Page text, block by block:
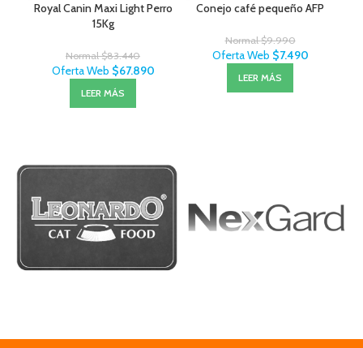
Royal Canin Maxi Light Perro
15Kg
Normal$83.440
Oferta Web $67.890
LEER MÁS
Conejo café pequeño AFP
Normal$9.990
Oferta Web $7.490
LEER MÁS